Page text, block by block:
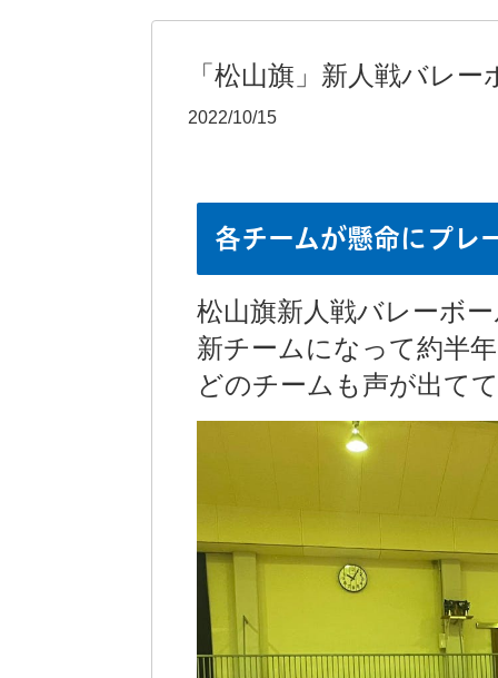
「松山旗」新人戦バレー
2022/10/15
各チームが懸命にプレ
松山旗新人戦バレーボ
新チームになって約半
どのチームも声が出て